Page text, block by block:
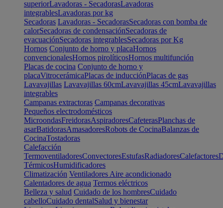
superiorLavadoras - SecadorasLavadoras
integrablesLavadoras por kg
Secadoras Lavadoras - SecadorasSecadoras con bomba de
calorSecadoras de condensaciónSecadoras de
evacuaciónSecadoras integrablesSecadoras por Kg
Hornos Conjunto de horno y placaHornos
convencionalesHornos pirolíticosHornos multifunción
Placas de cocina Conjunto de horno y
placaVitrocerámicaPlacas de inducciónPlacas de gas
Lavavajillas Lavavajillas 60cmLavavajillas 45cmLavavajillas
integrables
Campanas extractoras Campanas decorativas
Pequeños electrodomésticos
MicroondasFreidorasAspiradoresCafeterasPlanchas de
asarBatidorasAmasadoresRobots de CocinaBalanzas de
CocinaTostadoras
Calefacción
TermoventiladoresConvectoresEstufasRadiadoresCalefactores
TérmicosHumidificadores
Climatización Ventiladores Aire acondicionado
Calentadores de agua Termos eléctricos
Belleza y salud Cuidado de los hombresCuidado
cabelloCuidado dentalSalud y bienestar